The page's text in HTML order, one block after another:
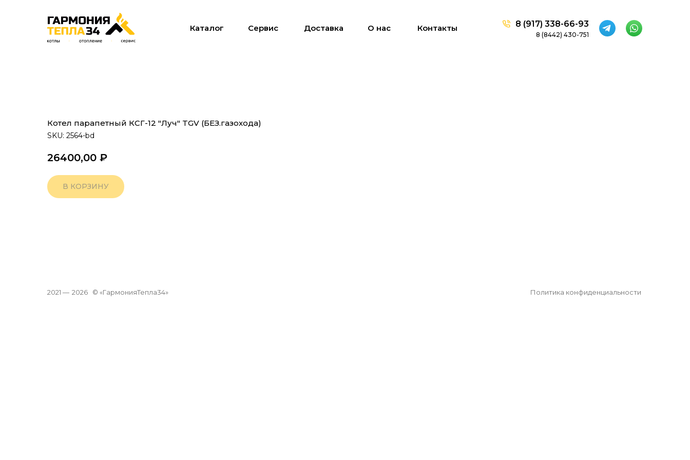
8 (8442) 430-751
8 (917) 338-66-93
Сервис Доставка О нас Контакты
Каталог
Котел парапетный КСГ-12 "Луч" TGV (БЕЗ.газохода)
SKU: 2564-bd
26400,00 ₽
В КОРЗИНУ
Политика конфиденциальности
© «ГармонияТепла34»
2026
2021 —